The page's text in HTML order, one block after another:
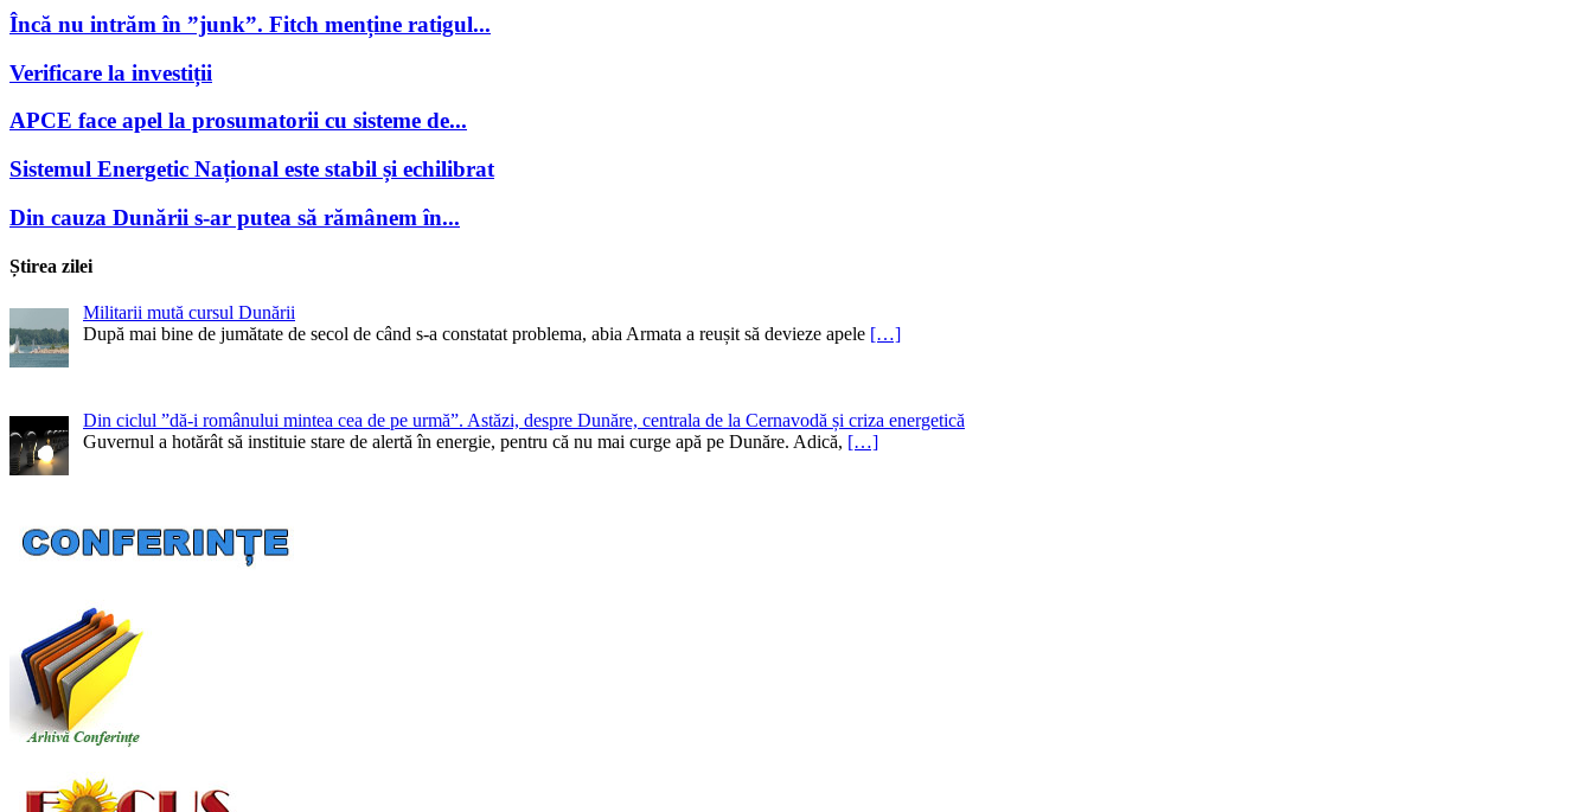
Încă nu intrăm în ”junk”. Fitch menține ratigul...
Verificare la investiții
APCE face apel la prosumatorii cu sisteme de...
Sistemul Energetic Național este stabil și echilibrat
Din cauza Dunării s-ar putea să rămânem în...
Știrea zilei
Militarii mută cursul Dunării
După mai bine de jumătate de secol de când s-a constatat problema, abia Armata a reușit să devieze apele […]
Din ciclul ”dă-i românului mintea cea de pe urmă”. Astăzi, despre Dunăre, centrala de la Cernavodă și criza energetică
Guvernul a hotărât să instituie stare de alertă în energie, pentru că nu mai curge apă pe Dunăre. Adică, […]